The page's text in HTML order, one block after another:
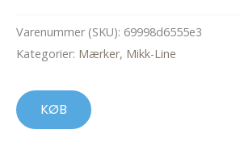
Varenummer (SKU): 69998d6555e3
Kategorier: Mærker, Mikk-Line
KØB